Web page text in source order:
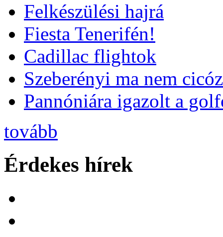
Felkészülési hajrá
Fiesta Tenerifén!
Cadillac flightok
Szeberényi ma nem
Pannóniára igazolt a
tovább
Érdekes hírek